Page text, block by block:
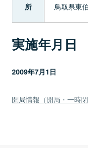
所
鳥取県東
実施年月日
2009年7月1日
開局情報（開局・一時